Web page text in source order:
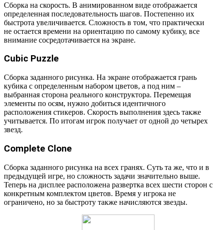
Сборка на скорость. В анимированном виде отображается
определенная последовательность шагов. Постепенно их
быстрота увеличивается. Сложность в том, что практически
не остается времени на ориентацию по самому кубику, все
внимание сосредотачивается на экране.
Cubic Puzzle
Сборка заданного рисунка. На экране отображается грань
кубика с определенным набором цветов, а под ним –
выбранная сторона реального конструктора. Перемещая
элементы по осям, нужно добиться идентичного
расположения стикеров. Скорость выполнения здесь также
учитывается. По итогам игрок получает от одной до четырех
звезд.
Complete Clone
Сборка заданного рисунка на всех гранях. Суть та же, что и в
предыдущей игре, но сложность задачи значительно выше.
Теперь на дисплее расположена развертка всех шести сторон с
конкретным комплектом цветов. Время у игрока не
ограничено, но за быстроту также начисляются звезды.